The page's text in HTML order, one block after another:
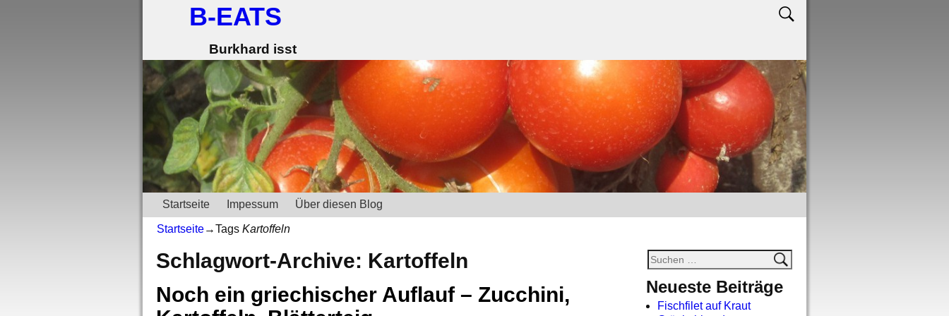
B-EATS
Burkhard isst
Startseite Impessum Über diesen Blog
Startseite→Tags Kartoffeln
Schlagwort-Archive: Kartoffeln
Noch ein griechischer Auflauf – Zucchini,
Neueste Beiträge
Fischfilet auf Kraut